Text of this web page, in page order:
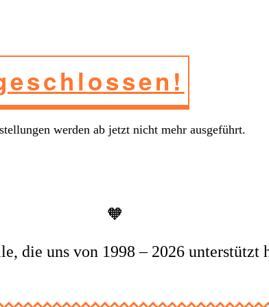
werden ab jetzt nicht mehr ausgeführt.
🧡
die uns von 1998 – 2026 unterstützt